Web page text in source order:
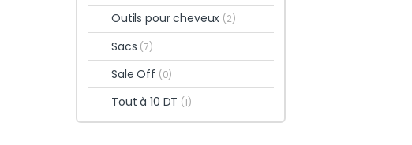
Outils pour cheveux (2)
Sacs (7)
Sale Off (0)
Tout à 10 DT (1)